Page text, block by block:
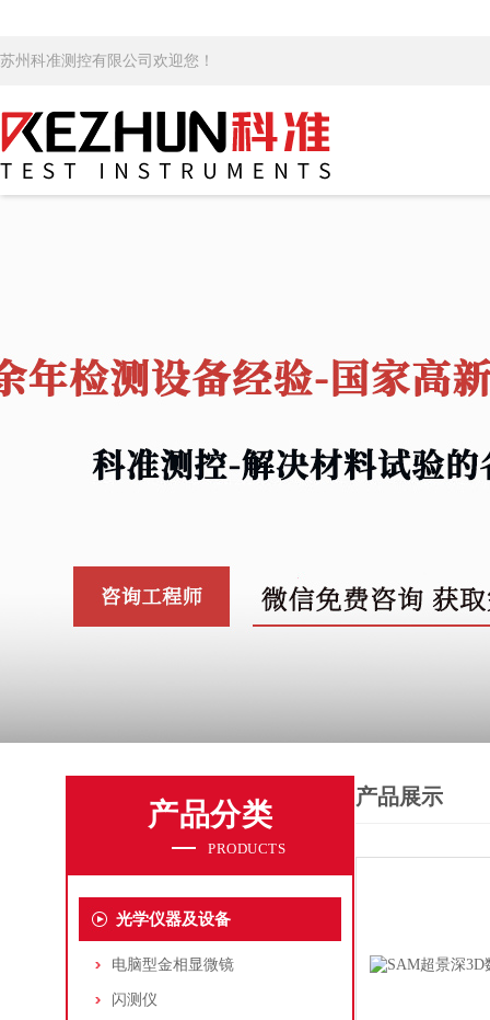
苏州科准测控有限公司欢迎您！
产品分类
PRODUCTS
光学仪器及设备
电脑型金相显微镜
闪测仪
产品展示